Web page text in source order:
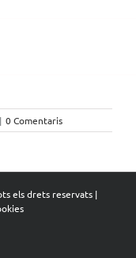
| 0 Comentaris
els drets reservats |